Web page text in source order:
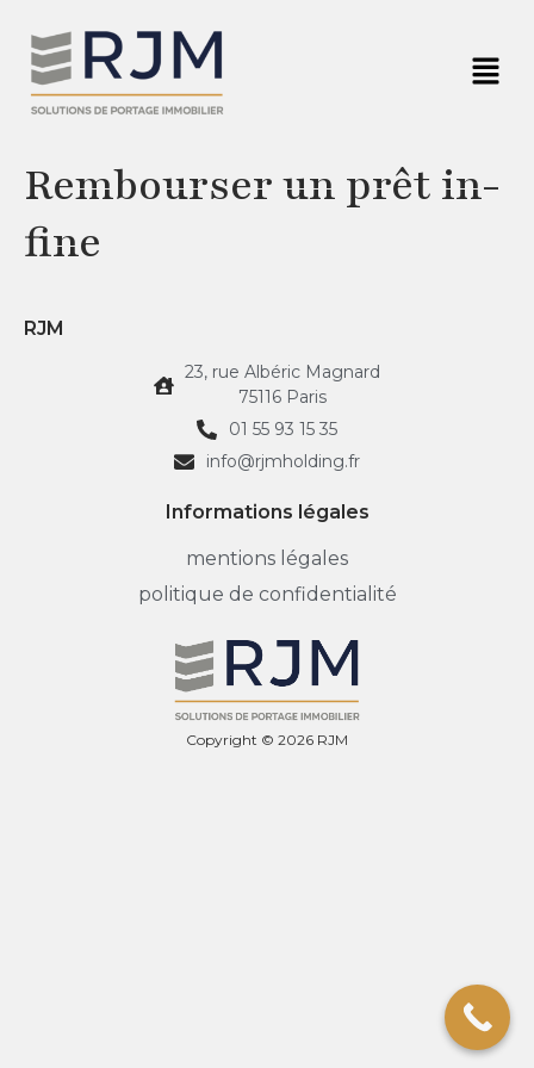
Rembourser un prêt in-
fine
RJM
23, rue Albéric Magnard
75116 Paris
01 55 93 15 35
info@rjmholding.fr
Informations légales
mentions légales
politique de confidentialité
Copyright © 2026 RJM